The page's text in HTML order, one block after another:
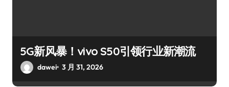
5G新风暴！vivo S50引领行业新潮流
dawei 3 月 31, 2026